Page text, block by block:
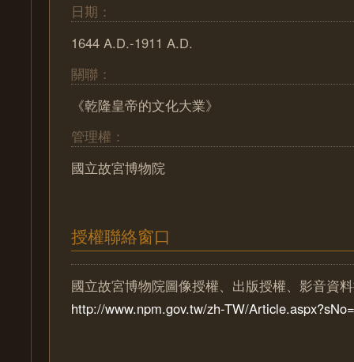
日期：
1644 A.D.-1911 A.D.
關聯：
《乾隆皇帝的文化大業》
管理權：
國立故宮博物院
授權聯絡窗口
國立故宮博物院圖像授權、出版授權、影音資
http://www.npm.gov.tw/zh-TW/